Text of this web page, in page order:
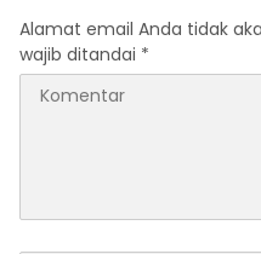
Alamat email Anda tidak
wajib ditandai *